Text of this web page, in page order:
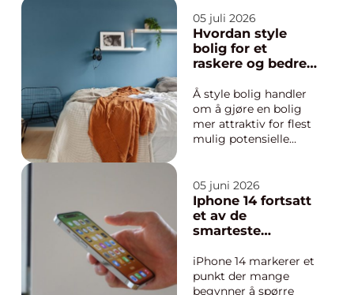
något som svetsar
samman gruppen,
tränar sociala
färdigheter och
s...
05 juli 2026
Hvordan style
bolig for et
raskere og bedre
Å style bolig handler
om å gjøre en bolig
mer attraktiv for flest
mulig potensielle
innbydende og
gjennomtenkt uttrykk
som gir et godt
førsteinntrykk både
visning. Når en bolig
er stylet på en profes...
05 juni 2026
Iphone 14 fortsatt
et av de
smarteste
iPhone 14 markerer et
punkt der mange
begynner å spørre